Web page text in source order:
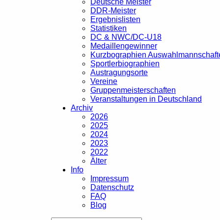
Deutsche Meister
DDR-Meister
Ergebnislisten
Statistiken
DC & NWC/DC-U18
Medaillengewinner
Kurzbographien
Sportlerbiographien
Austragungsorte
Vereine
Gruppenmeisterschaften
Veranstaltungen in Deutschland
Archiv
2026
2025
2024
2023
2022
Älter
Info
Impressum
Datenschutz
FAQ
Blog